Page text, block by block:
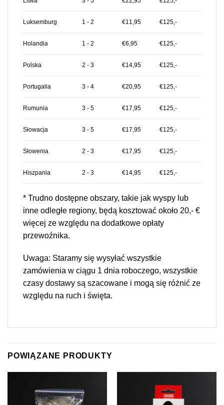
Luksemburg 1 - 2 €11,95 €125,-
Holandia 1 - 2 €6,95 €125,-
Polska 2 - 3 €14,95 €125,-
Portugalia 3 - 4 €20,95 €125,-
Rumunia 3 - 5 €17,95 €125,-
Słowacja 3 - 5 €17,95 €125,-
Słowenia 2 - 3 €17,95 €125,-
Hiszpania 2 - 3 €14,95 €125,-
* Trudno dostępne obszary, takie jak wyspy lub
inne odległe regiony, będą kosztować około 20,- €
więcej ze względu na dodatkowe opłaty
przewoźnika.
Uwaga: Staramy się wysyłać wszystkie
zamówienia w ciągu 1 dnia roboczego, wszystkie
czasy dostawy są szacowane i mogą się różnić ze
względu na ruch i święta.
POWIĄZANE PRODUKTY